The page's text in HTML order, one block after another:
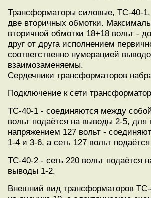
Трансформаторы силовые, ТС-40-
две вторичных обмотки.
вторичной обмотки 18+18 вольт -
друг от друга исполнением
соответственно нумерацией
взаимозаменяемы.
Сердечники трансформаторов
Подключение к сети
ТС-40-1 - соединяются между
вольт подаётся на выводы 2-5, для
напряжением 127 вольт -
1-4 и 3-6, а сеть 127 вольт
ТС-40-2 - сеть 220 вольт подаётся
выводы 1-2.
Внешний вид трансформаторов